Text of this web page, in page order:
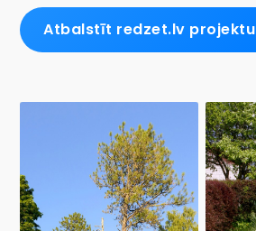
Atbalstīt redzet.lv projektu